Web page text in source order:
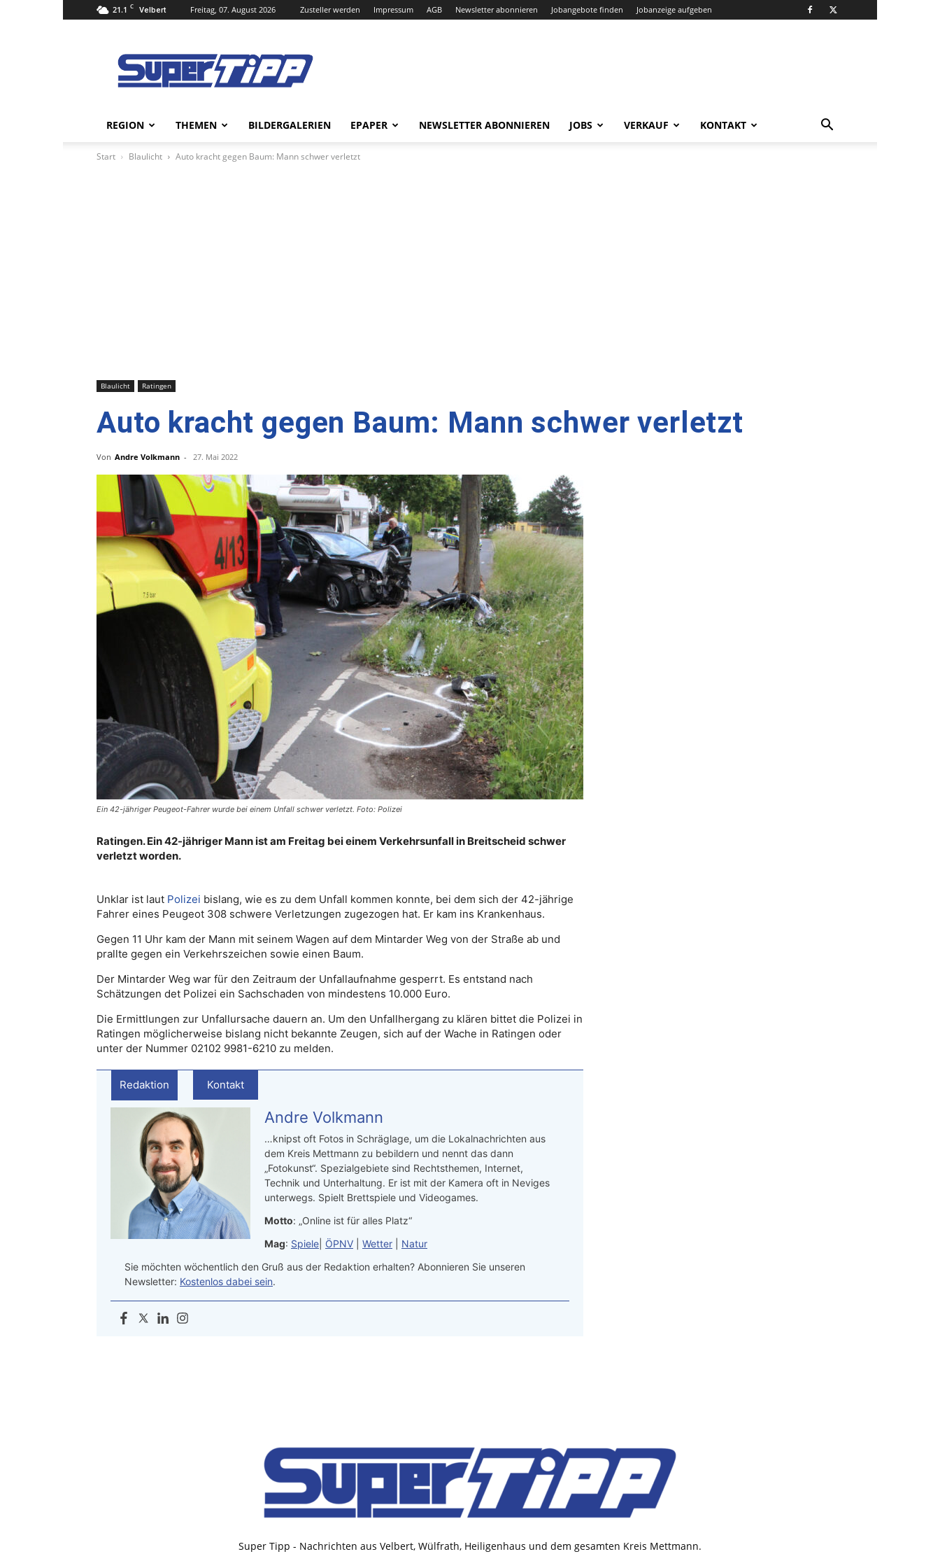
21.1 C Velbert Freitag, 07. August 2026 Zusteller werden Impressum AGB Newsletter abonnieren Jobangebote finden Jobanzeige aufgeben
Tipp
Online
REGION THEMEN BILDERGALERIEN EPAPER NEWSLETTER ABONNIEREN JOBS VERKAUF KONTAKT
Start Blaulicht Auto kracht gegen Baum: Mann schwer verletzt
Blaulicht Ratingen
Auto kracht gegen Baum: Mann schwer verletzt
Von Andre Volkmann - 27. Mai 2022
Ein 42-jähriger Peugeot-Fahrer wurde bei einem Unfall schwer verletzt. Foto: Polizei
Ratingen. Ein 42-jähriger Mann ist am Freitag bei einem Verkehrsunfall in Breitscheid schwer
verletzt worden.
Unklar ist laut Polizei bislang, wie es zu dem Unfall kommen konnte, bei dem sich der 42-jährige
Fahrer eines Peugeot 308 schwere Verletzungen zugezogen hat. Er kam ins Krankenhaus.
Gegen 11 Uhr kam der Mann mit seinem Wagen auf dem Mintarder Weg von der Straße ab und
prallte gegen ein Verkehrszeichen sowie einen Baum.
Der Mintarder Weg war für den Zeitraum der Unfallaufnahme gesperrt. Es entstand nach
Schätzungen det Polizei ein Sachschaden von mindestens 10.000 Euro.
Die Ermittlungen zur Unfallursache dauern an. Um den Unfallhergang zu klären bittet die Polizei in
Ratingen möglicherweise bislang nicht bekannte Zeugen, sich auf der Wache in Ratingen oder
unter der Nummer 02102 9981-6210 zu melden.
Redaktion Kontakt
Andre Volkmann
…knipst oft Fotos in Schräglage, um die Lokalnachrichten aus
dem Kreis Mettmann zu bebildern und nennt das dann
„Fotokunst“. Spezialgebiete sind Rechtsthemen, Internet,
Technik und Unterhaltung. Er ist mit der Kamera oft in Neviges
unterwegs. Spielt Brettspiele und Videogames.
Motto: „Online ist für alles Platz“
Mag: Spiele ÖPNV Wetter
Natur
Sie möchten wöchentlich den Gruß aus der Redaktion erhalten? Abonnieren Sie unseren
Newsletter: Kostenlos dabei sein.
Super Tipp - Nachrichten aus Velbert, Wülfrath, Heiligenhaus und dem gesamten Kreis Mettmann.